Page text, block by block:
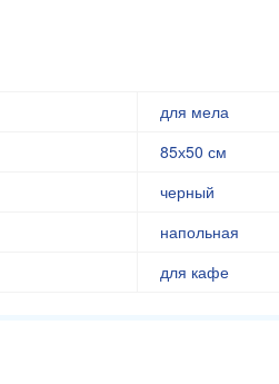
для мела
85х50 см
черный
напольная
для кафе